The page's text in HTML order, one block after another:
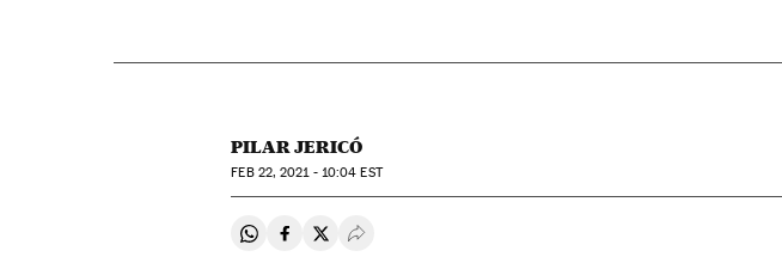
PILAR JERICÓ
FEB22, 2021 - 10:04 EST
Compartir en Whatsapp
Compartir en Facebook
Compartir en Twitter
Desplegar Redes Sociales